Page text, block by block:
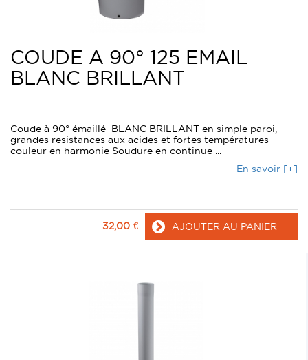
COUDE A 90° 125 EMAIL
BLANC BRILLANT
Coude à 90° émaillé BLANC BRILLANT en simple paroi,
grandes resistances aux acides et fortes températures
couleur en harmonie Soudure en continue ...
En savoir [+]
32,00 € AJOUTER AU PANIER